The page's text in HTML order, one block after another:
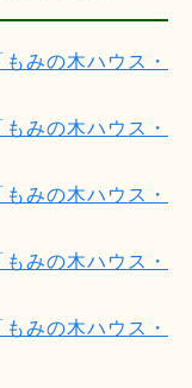
もみの木ハウス・
もみの木ハウス・
もみの木ハウス・
もみの木ハウス・
もみの木ハウス・